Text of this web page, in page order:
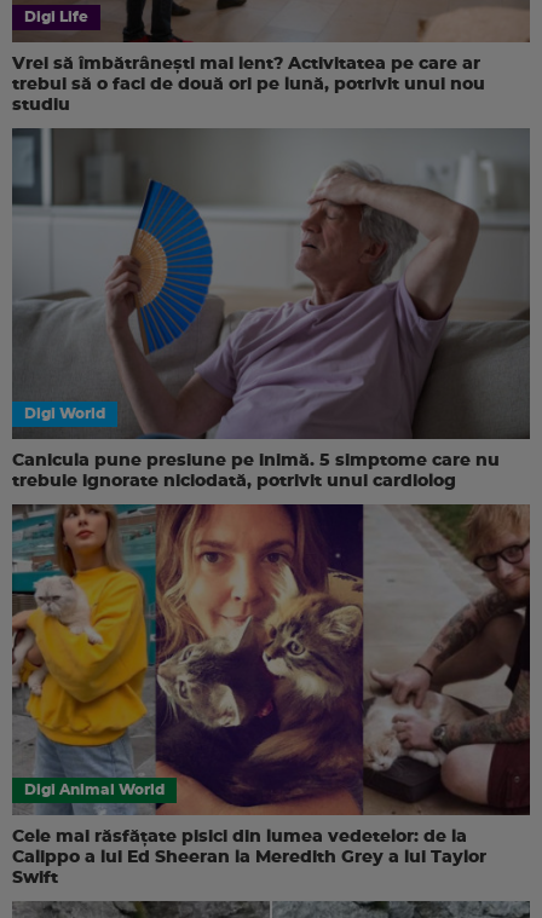
Digi Life
Vrei să îmbătrânești mai lent? Activitatea pe care ar
trebui să o faci de două ori pe lună, potrivit unui nou
studiu
Digi World
Canicula pune presiune pe inimă. 5 simptome care nu
trebuie ignorate niciodată, potrivit unui cardiolog
Digi Animal World
Cele mai răsfățate pisici din lumea vedetelor: de la
Calippo a lui Ed Sheeran la Meredith Grey a lui Taylor
Swift